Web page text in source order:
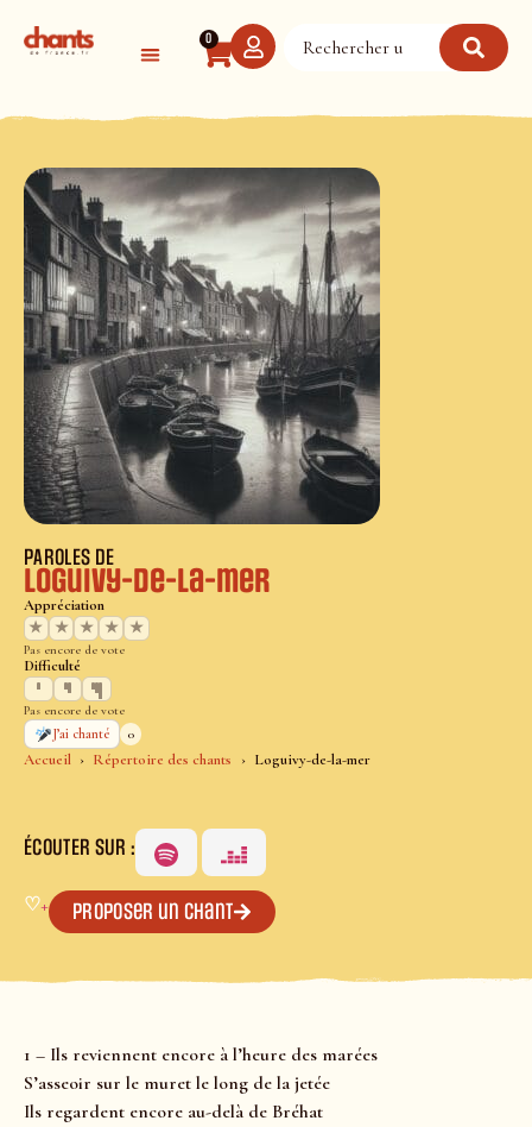
0
Accueil Répertoire des chants Loguivy-de-la-mer
PAROLES DE
Loguivy-de-la-mer
Appréciation
★
★ ★ ★ ★
Pas encore de vote
Difficulté
Pas encore de vote
J’ai chanté
0
ÉCOUTER SUR :
♡+ Proposer un chant
1 – Ils reviennent encore à l’heure des marées
S’asseoir sur le muret le long de la jetée
Ils regardent encore au-delà de Bréhat